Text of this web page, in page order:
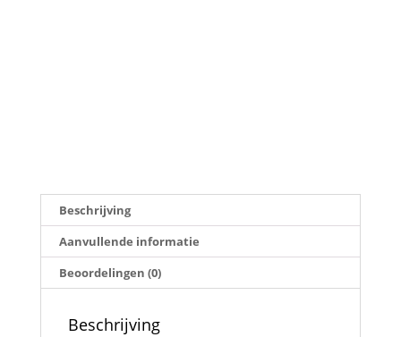
Beschrijving
Aanvullende informatie
Beoordelingen (0)
Beschrijving